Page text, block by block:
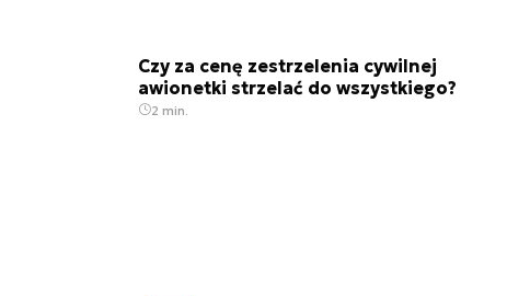
Czy za cenę zestrzelenia cywilnej
awionetki strzelać do wszystkiego?
2 min.